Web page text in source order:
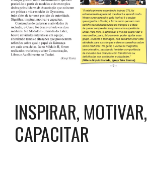
INSPIRAR, MOTIVAR,
CAPACITAR